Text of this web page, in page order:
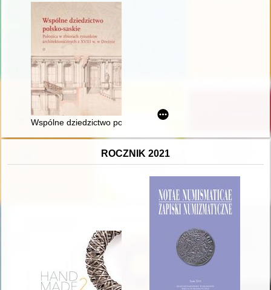
Wspólne dziedzictwo polsko-saskie : polonica w zbiorach
ROCZNIK 2021